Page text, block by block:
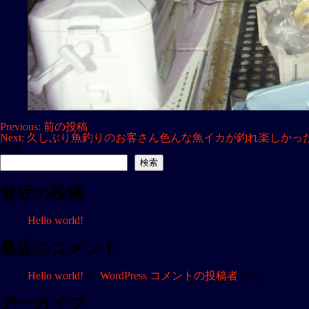
投
稿
ゲ
ョ
ン
Previous: 前の投稿
Next: 久しぶり魚釣りのお客さん色んな魚イカが釣れ楽しかっ
検索
検索
最近の投稿
Hello world!
最近のコメント
Hello world! に WordPress コメントの投稿者 より
アーカイブ